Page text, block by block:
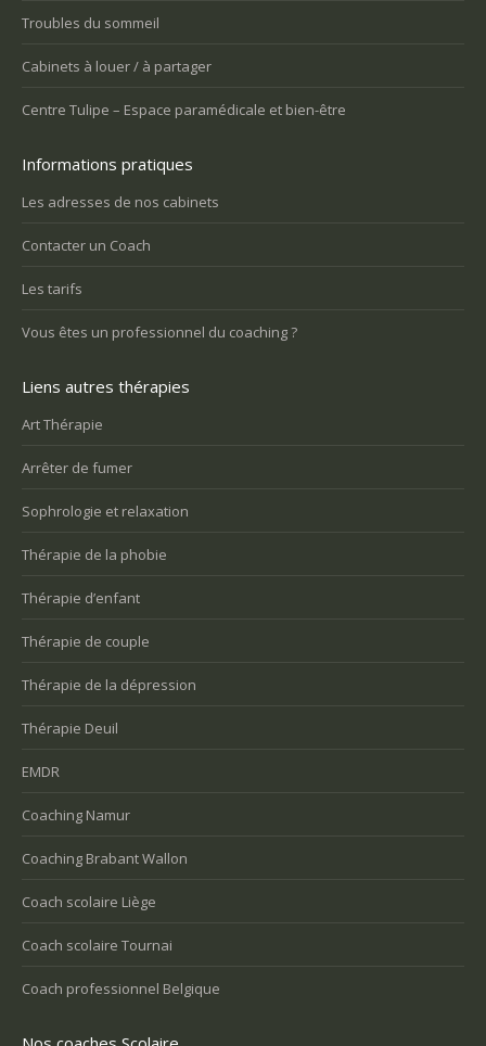
Troubles du sommeil
Cabinets à louer / à partager
Centre Tulipe – Espace paramédicale et bien-être
Informations pratiques
Les adresses de nos cabinets
Contacter un Coach
Les tarifs
Vous êtes un professionnel du coaching ?
Liens autres thérapies
Art Thérapie
Arrêter de fumer
Sophrologie et relaxation
Thérapie de la phobie
Thérapie d’enfant
Thérapie de couple
Thérapie de la dépression
Thérapie Deuil
EMDR
Coaching Namur
Coaching Brabant Wallon
Coach scolaire Liège
Coach scolaire Tournai
Coach professionnel Belgique